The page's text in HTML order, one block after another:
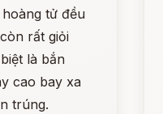
tử đều
rất giỏi
là bắn
cao bay xa
trúng.